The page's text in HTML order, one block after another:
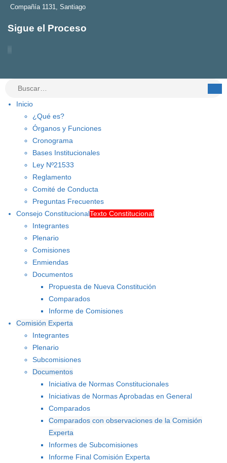
Compañía 1131, Santiago
Sigue el Proceso
Inicio
¿Qué es?
Órganos y Funciones
Cronograma
Bases Institucionales
Ley Nº21533
Reglamento
Comité de Conducta
Preguntas Frecuentes
Consejo ConstitucionalTexto Constitucional
Integrantes
Plenario
Comisiones
Enmiendas
Documentos
Propuesta de Nueva Constitución
Comparados
Informe de Comisiones
Comisión Experta
Integrantes
Plenario
Subcomisiones
Documentos
Iniciativa de Normas Constitucionales
Iniciativas de Normas Aprobadas en General
Comparados
Comparados con observaciones de la Comisión
Experta
Informes de Subcomisiones
Informe Final Comisión Experta